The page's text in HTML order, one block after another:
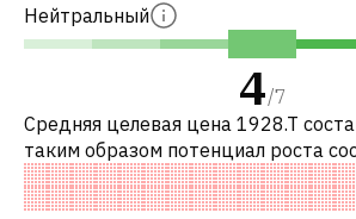
Нейтральный
4/7
Средняя целевая цена 1928.T
таким образом потенциал роста
Обычно это означает
среди инвестиционных компаний.